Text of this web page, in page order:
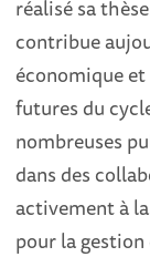
réalisé sa
contribue
économique
futures du
nombreuses
dans des
activement à
pour la